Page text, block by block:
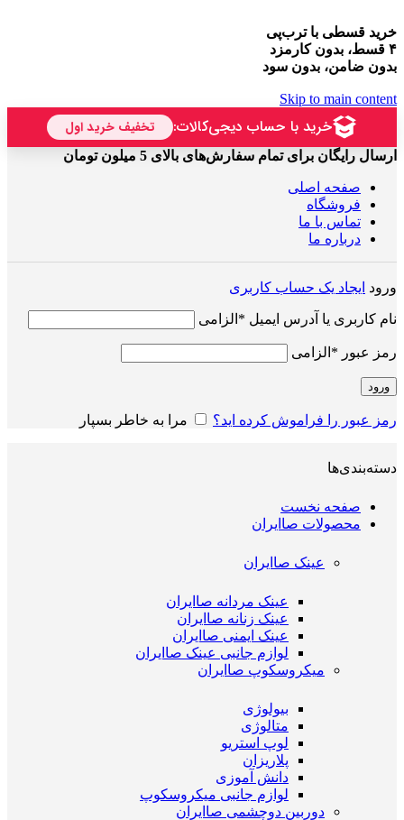
خرید قسطی با ترب‌پی
۴ قسط، بدون کارمزد
بدون ضامن، بدون سود
Skip to main content
ارسال رایگان برای تمام سفارش‌های بالای 5 میلون تومان
صفحه اصلی
فروشگاه
تماس با ما
درباره ما
ورود ایجاد یک حساب کاربری
نام کاربری یا آدرس ایمیل * الزامی
رمز عبور * الزامی
ورود
رمز عبور را فراموش کرده اید؟ مرا به خاطر بسپار
دسته‌بندی‌ها
صفحه نخست
محصولات صاایران
عینک صاایران
عینک مردانه صاایران
عینک زنانه صاایران
عینک ایمنی صاایران
لوازم جانبی عینک صاایران
میکروسکوپ صاایران
بیولوژی
متالوژی
لوپ استریو
پلاریزان
دانش آموزی
لوازم جانبی میکروسکوپ
دوربین دوچشمی صاایران